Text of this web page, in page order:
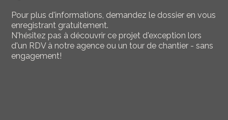
Pour plus d'informations, demandez le dossier en vous
enregistrant gratuitement.
N'hésitez pas à découvrir ce projet d'exception lors
d'un RDV à notre agence ou un tour de chantier - sans
engagement!